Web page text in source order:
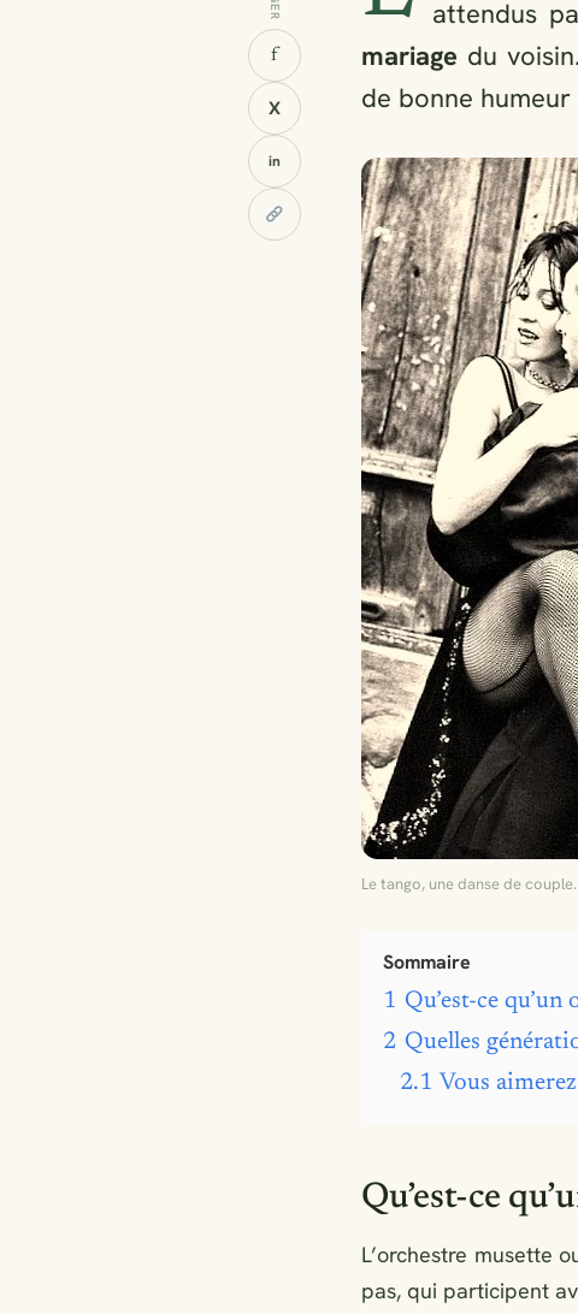
f
X
in
attendus
mariage du
de bonne
Le tango, une danse de couple.
Sommaire
1 Qu’est-ce
2 Quelles
2.1 Vous
Qu’est-ce
L’orchestre musette
pas, qui participent